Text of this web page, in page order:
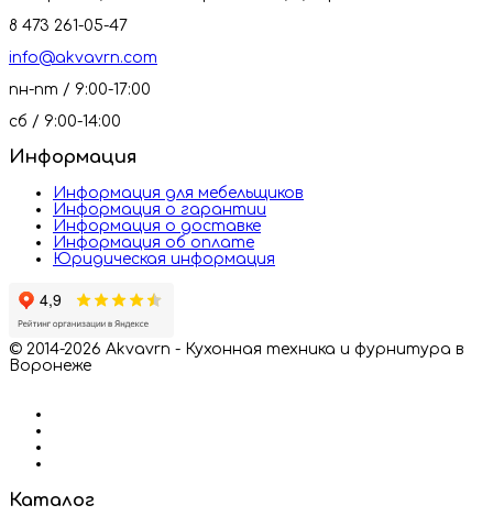
8 473 261-05-47
info@akvavrn.com
пн-пт / 9:00-17:00
сб / 9:00-14:00
Информация
Информация для мебельщиков
Информация о гарантии
Информация о доставке
Информация об оплате
Юридическая информация
© 2014-2026 Akvavrn - Кухонная техника и фурнитура в
Воронеже
Каталог